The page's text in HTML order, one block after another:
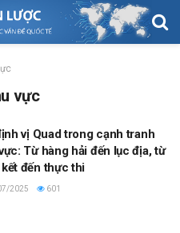
vực
vị Quad trong cạnh tranh
Từ hàng hải đến lục địa, từ
đến thực thi
2025 601